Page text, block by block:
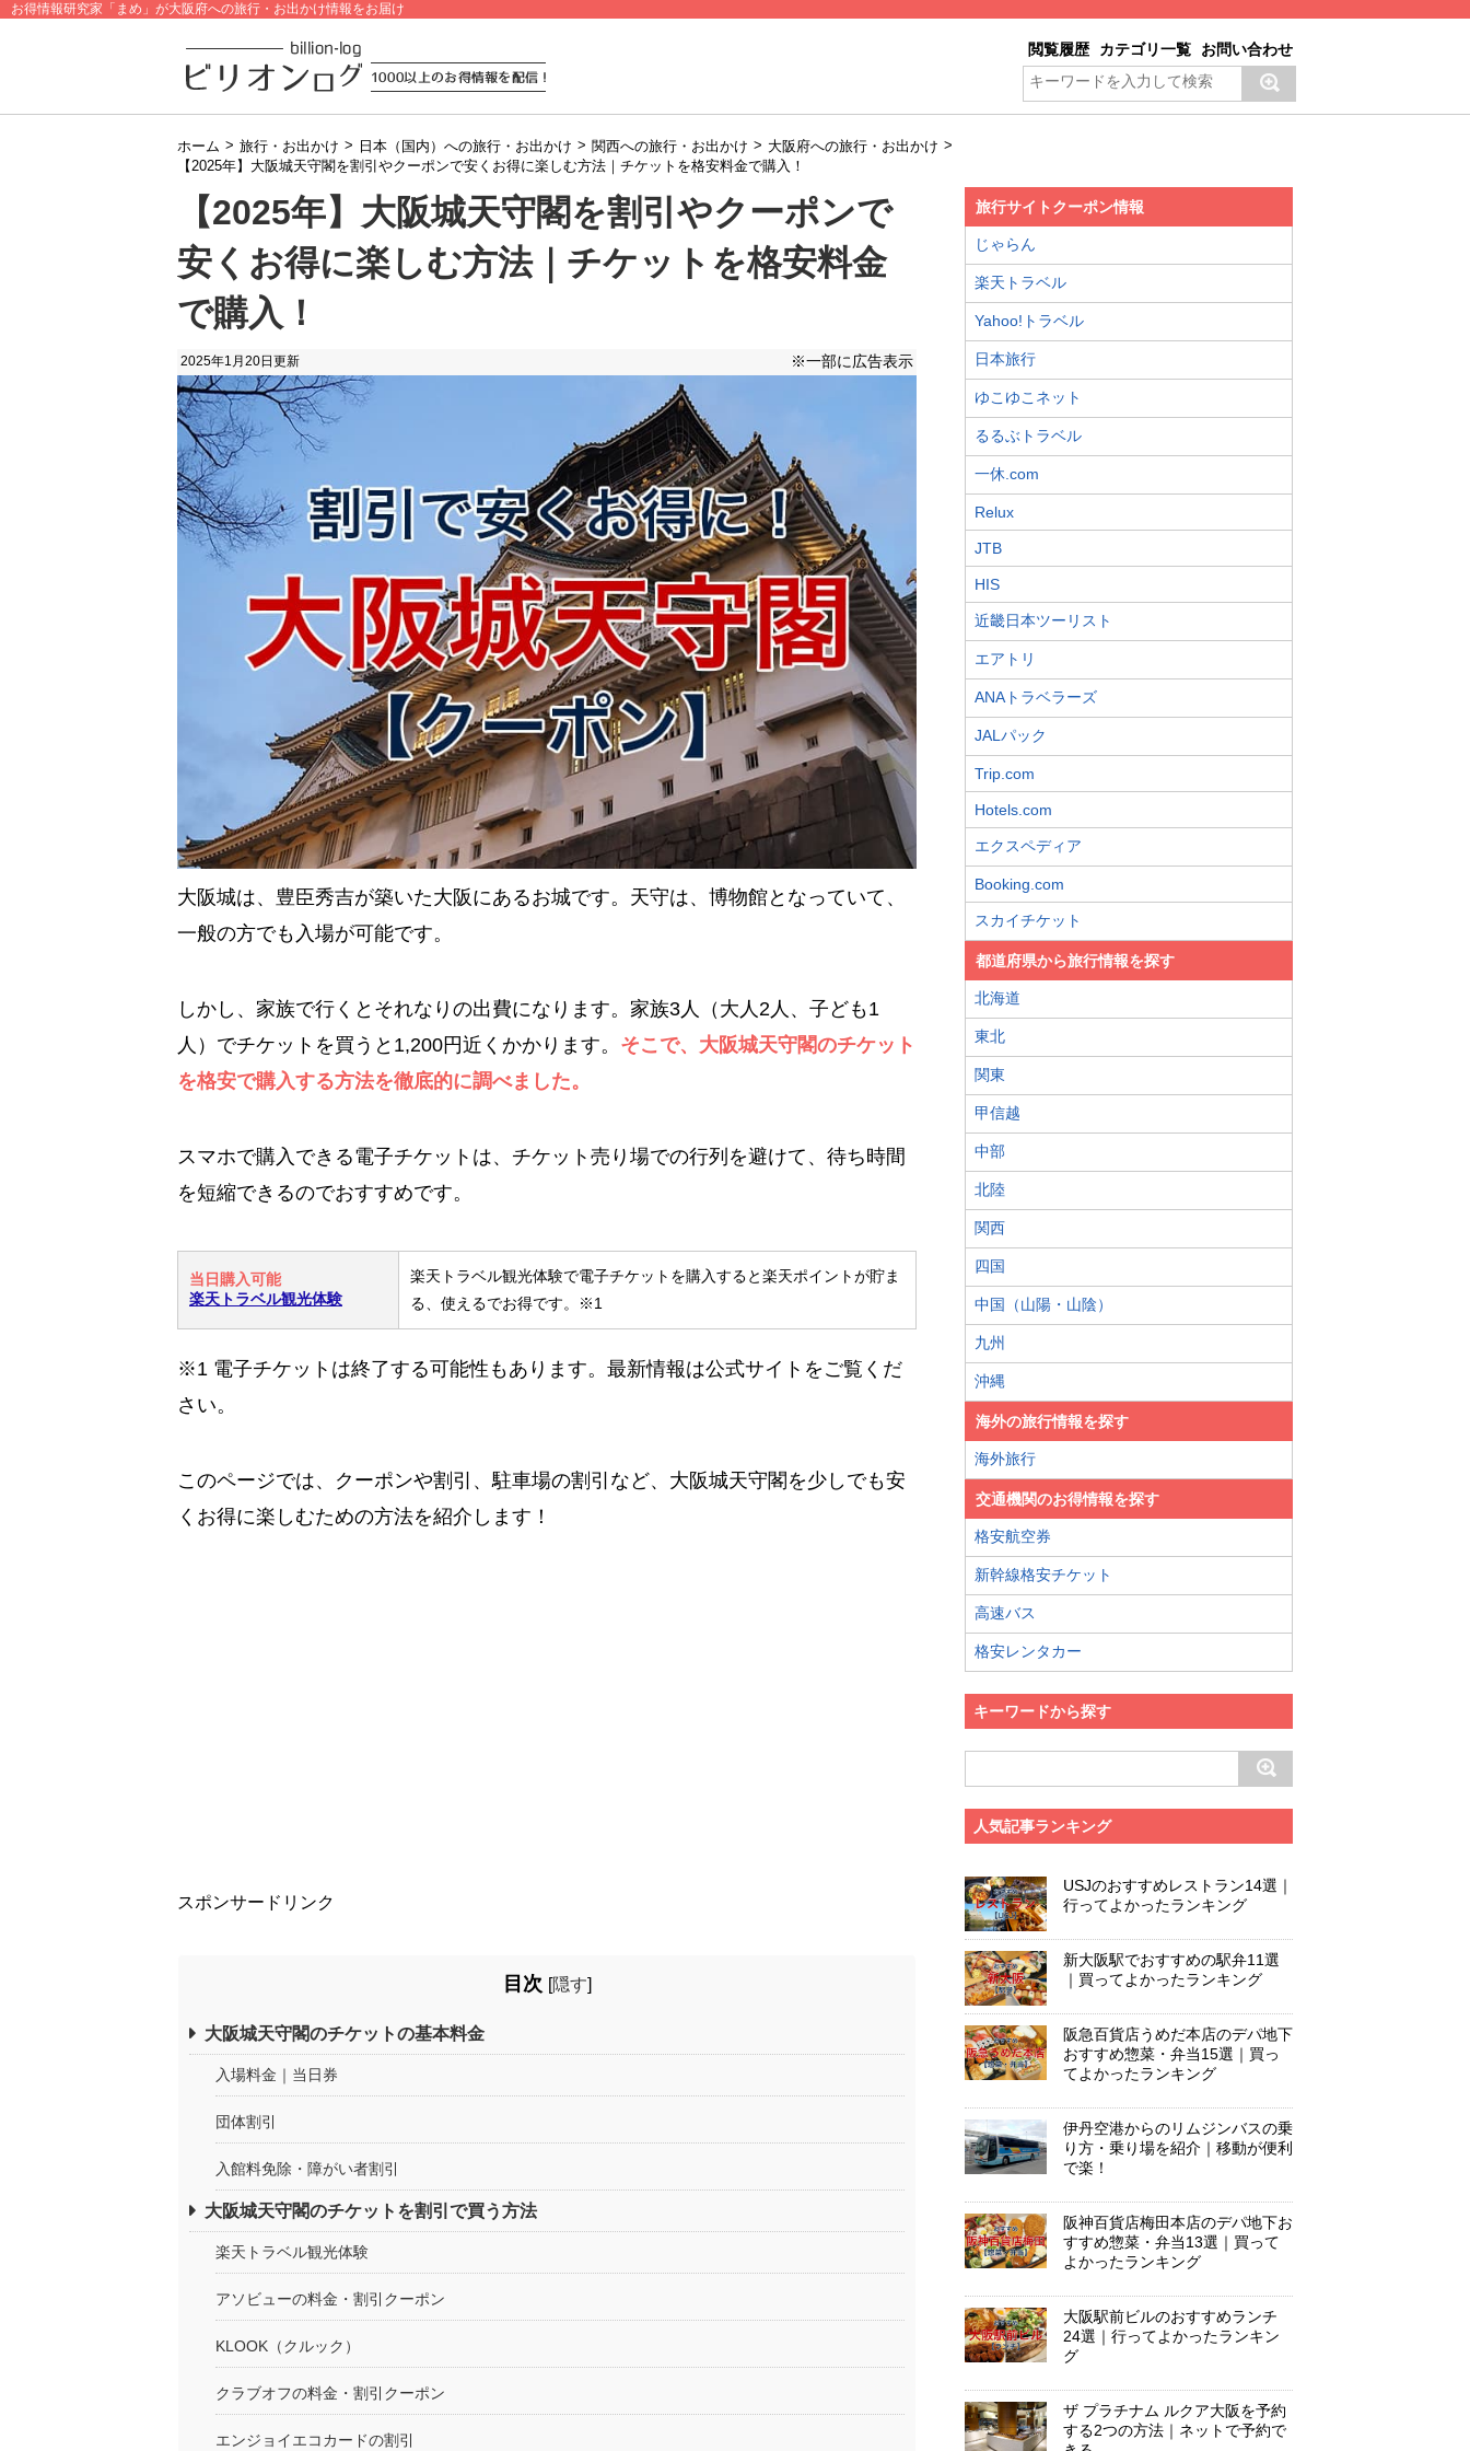
お得情報研究家「まめ」が大阪府への旅行・お出かけ情報をお届け
閲覧履歴 カテゴリ一覧 お問い合わせ
ホーム > 旅行・お出かけ > 日本（国内）への旅行・お出かけ > 関西への旅行・お出かけ > 大阪府への旅行・お出かけ >
【2025年】大阪城天守閣を割引やクーポンで安くお得に楽しむ方法｜チケットを格安料金で購入！
【2025年】大阪城天守閣を割引やクーポンで
安くお得に楽しむ方法｜チケットを格安料金
で購入！
2025年1月20日 更新 ※一部に広告表示
大阪城は、豊臣秀吉が築いた大阪にあるお城です。天守は、博物館となっていて、
一般の方でも入場が可能です。
しかし、家族で行くとそれなりの出費になります。家族3人（大人2人、子ども1
人）でチケットを買うと1,200円近くかかります。 そこで、大阪城天守閣のチケット
を格安で購入する方法を徹底的に調べました。
スマホで購入できる電子チケットは、チケット売り場での行列を避けて、待ち時間
を短縮できるのでおすすめです。
当日購入可能
楽天トラベル観光体験
楽天トラベル観光体験で電子チケットを購入すると楽天ポイントが貯ま
る、使えるでお得です。※1
※1 電子チケットは終了する可能性もあります。最新情報は公式サイトをご覧くだ
さい。
このページでは、クーポンや割引、駐車場の割引など、大阪城天守閣を少しでも安
くお得に楽しむための方法を紹介します！
スポンサードリンク
目次 [隠す]
大阪城天守閣のチケットの基本料金
入場料金｜当日券
団体割引
入館料免除・障がい者割引
大阪城天守閣のチケットを割引で買う方法
楽天トラベル観光体験
アソビューの料金・割引クーポン
KLOOK（クルック）
クラブオフの料金・割引クーポン
エンジョイエコカードの割引
旅行サイトクーポン情報
じゃらん
楽天トラベル
Yahoo!トラベル
日本旅行
ゆこゆこネット
るるぶトラベル
一休.com
Relux
JTB
HIS
近畿日本ツーリスト
エアトリ
ANAトラベラーズ
JALパック
Trip.com
Hotels.com
エクスペディア
Booking.com
スカイチケット
都道府県から旅行情報を探す
北海道
東北
関東
甲信越
中部
北陸
関西
四国
中国（山陽・山陰）
九州
沖縄
海外の旅行情報を探す
海外旅行
交通機関のお得情報を探す
格安航空券
新幹線格安チケット
高速バス
格安レンタカー
キーワードから探す
人気記事ランキング
USJのおすすめレストラン14選｜
行ってよかったランキング
新大阪駅でおすすめの駅弁11選
｜買ってよかったランキング
阪急百貨店うめだ本店のデパ地下
おすすめ惣菜・弁当15選｜買っ
てよかったランキング
伊丹空港からのリムジンバスの乗
り方・乗り場を紹介｜移動が便利
で楽！
阪神百貨店梅田本店のデパ地下お
すすめ惣菜・弁当13選｜買って
よかったランキング
大阪駅前ビルのおすすめランチ
24選｜行ってよかったランキン
グ
ザ プラチナム ルクア大阪を予約
する2つの方法｜ネットで予約で